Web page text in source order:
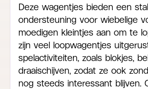
Deze wagentjes bieden een
ondersteuning voor wiebelige
moedigen kleintjes aan om te
zijn veel loopwagentjes
spelactiviteiten, zoals blokjes,
draaischijven, zodat ze ook
nog steeds interessant blijven.